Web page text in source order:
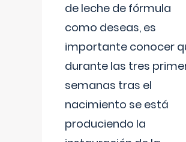
de leche de fórmula
como deseas, es
importante conocer
durante las tres
semanas tras el
nacimiento se está
produciendo la